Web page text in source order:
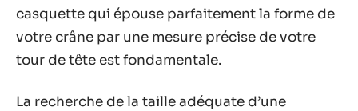
casquette qui épouse parfaitement la forme de
votre crâne par une mesure précise de votre
tour de tête est fondamentale.
La recherche de la taille adéquate d’une